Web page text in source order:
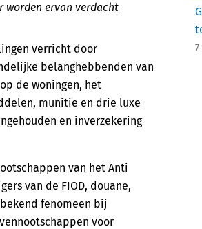
worden ervan verdacht
verricht door
belanghebbenden van
de woningen, het
munitie en drie luxe
en inverzekering
van het Anti
van de FIOD, douane,
fenomeen bij
voor